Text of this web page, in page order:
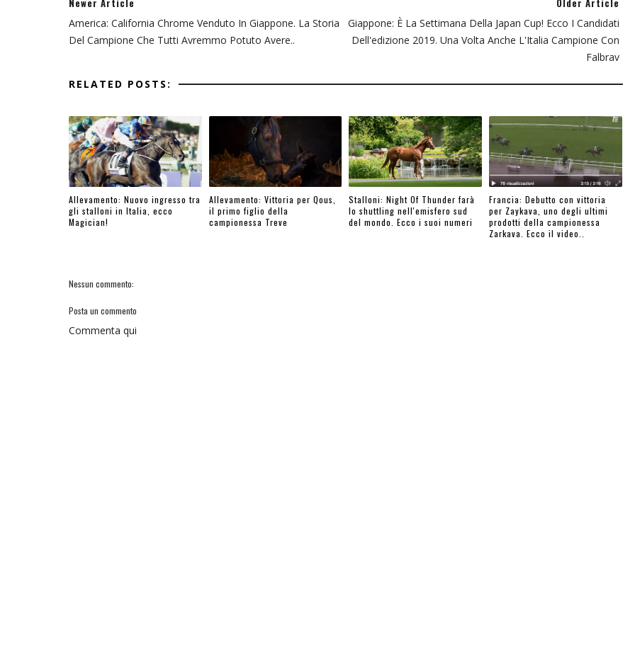
Newer Article
America: California Chrome Venduto In Giappone. La Storia
Del Campione Che Tutti Avremmo Potuto Avere..
Older Article
Giappone: È La Settimana Della Japan Cup! Ecco I Candidati
Dell'edizione 2019. Una Volta Anche L'Italia Campione Con
Falbrav
RELATED POSTS:
Allevamento: Nuovo ingresso tra
gli stalloni in Italia, ecco
Magician!
Allevamento: Vittoria per Qous,
il primo figlio della
campionessa Treve
Stalloni: Night Of Thunder farà
lo shuttling nell'emisfero sud
del mondo. Ecco i suoi numeri
Francia: Debutto con vittoria
per Zaykava, uno degli ultimi
prodotti della campionessa
Zarkava. Ecco il video..
Nessun commento:
Posta un commento
Commenta qui